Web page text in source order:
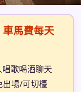
馬費每天
歌喝酒聊天
場/可切檯